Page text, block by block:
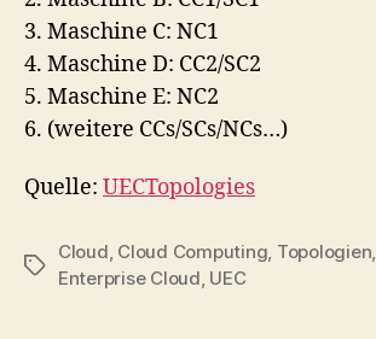
3. Maschine C: NC1
4. Maschine D: CC2/SC2
5. Maschine E: NC2
6. (weitere CCs/SCs/NCs…)
Quelle: UECTopologies
Tags
Cloud, Cloud Computing, Topologien,
Enterprise Cloud, UEC